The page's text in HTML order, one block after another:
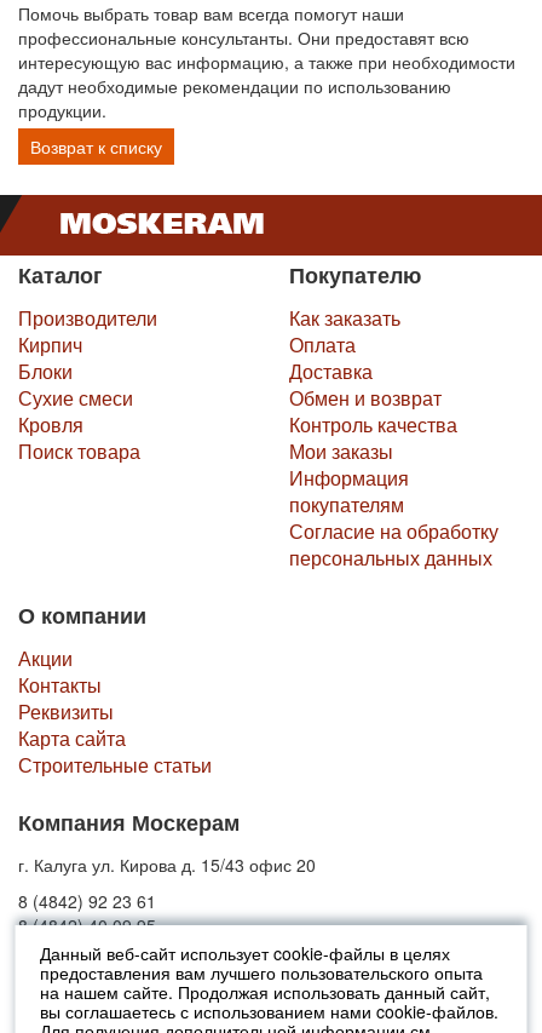
Данный веб-сайт использует cookie-файлы в целях
предоставления вам лучшего пользовательского опыта
на нашем сайте. Продолжая использовать данный сайт,
вы соглашаетесь с использованием нами cookie-файлов.
Помочь выбрать товар вам всегда помогут наши
профессиональные консультанты. Они предоставят всю
интересующую вас информацию, а также при необходимости
дадут необходимые рекомендации по использованию
продукции.
Возврат к списку
Каталог
Производители
Кирпич
Блоки
Сухие смеси
Кровля
Поиск товара
Покупателю
Как заказать
Оплата
Доставка
Обмен и возврат
Контроль качества
Мои заказы
Информация
покупателям
Согласие на обработку
персональных данных
О компании
Акции
Контакты
Реквизиты
Карта сайта
Строительные статьи
Компания Москерам
г. Калуга ул. Кирова д. 15/43 офис 20
8 (4842) 92 23 61
8 (4842) 40 09 95
© 2010-2026 Москерам
Указанные на сайте цены не являются публичной офертой (ст.435 ГК
РФ).